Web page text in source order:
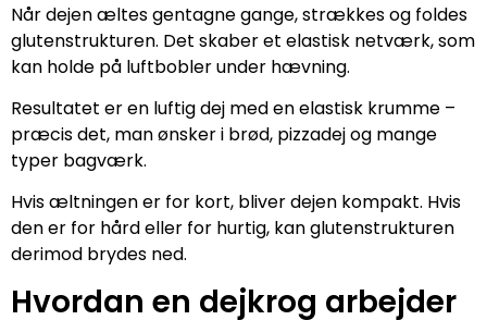
Når dejen æltes gentagne gange, strækkes og foldes
glutenstrukturen. Det skaber et elastisk netværk, som
kan holde på luftbobler under hævning.
Resultatet er en luftig dej med en elastisk krumme –
præcis det, man ønsker i brød, pizzadej og mange
typer bagværk.
Hvis æltningen er for kort, bliver dejen kompakt. Hvis
den er for hård eller for hurtig, kan glutenstrukturen
derimod brydes ned.
Hvordan en dejkrog arbejder